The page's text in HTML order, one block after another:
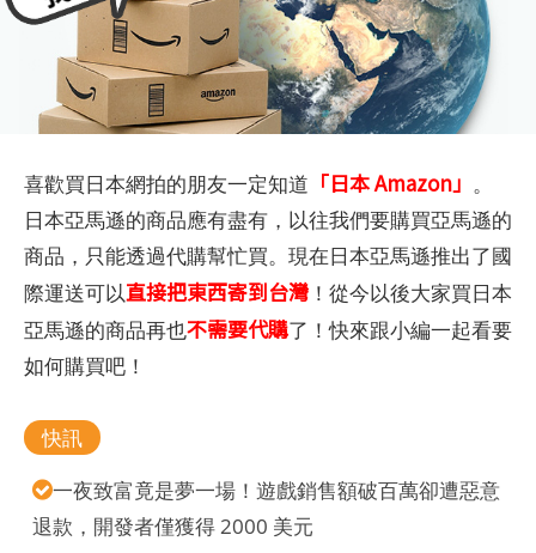
喜歡買日本網拍的朋友一定知道 「日本 Amazon」 。
日本亞馬遜的商品應有盡有，以往我們要購買亞馬遜的
商品，只能透過代購幫忙買。現在日本亞馬遜推出了國
際運送可以直接把東西寄到台灣 ！從今以後大家買日本
亞馬遜的商品再也不需要代購了！快來跟小編一起看要
如何購買吧！
快訊
一夜致富竟是夢一場！遊戲銷售額破百萬卻遭惡意
退款，開發者僅獲得 2000 美元